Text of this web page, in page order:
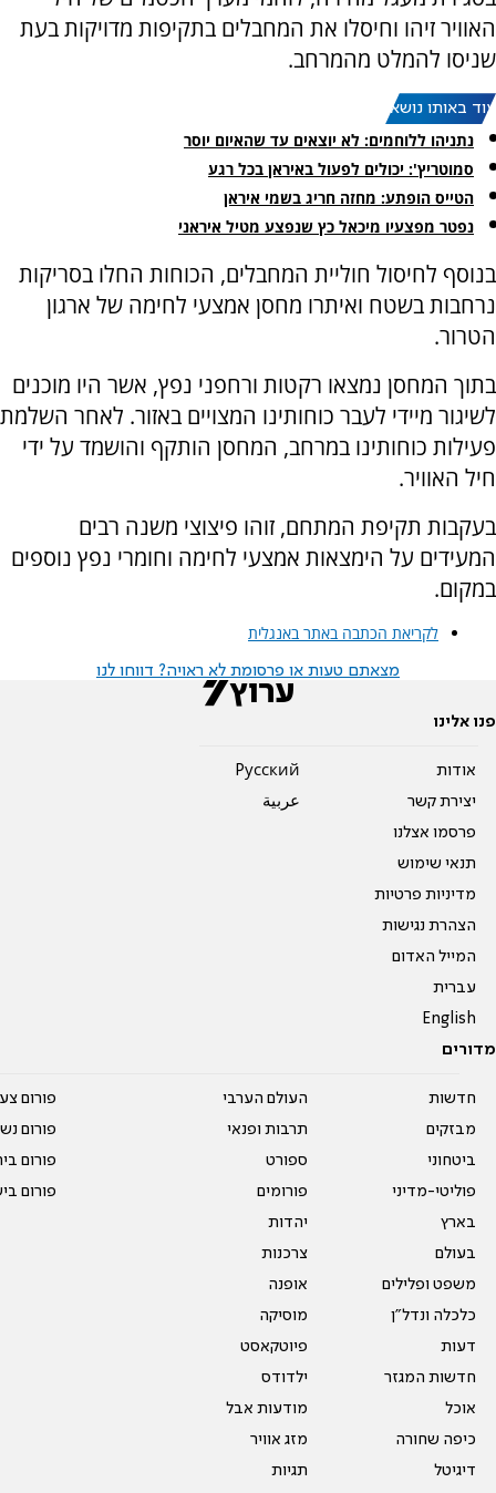
האוויר זיהו וחיסלו את המחבלים בתקיפות מדויקות בעת
שניסו להמלט מהמרחב.
עוד באותו נושא:
נתניהו ללוחמים: לא יוצאים עד שהאיום יוסר
סמוטריץ': יכולים לפעול באיראן בכל רגע
הטייס הופתע: מחזה חריג בשמי איראן
נפטר מפצעיו מיכאל כץ שנפצע מטיל איראני
בנוסף לחיסול חוליית המחבלים, הכוחות החלו בסריקות
נרחבות בשטח ואיתרו מחסן אמצעי לחימה של ארגון
הטרור.
בתוך המחסן נמצאו רקטות ורחפני נפץ, אשר היו מוכנים
לשיגור מיידי לעבר כוחותינו המצויים באזור. לאחר השלמת
פעילות כוחותינו במרחב, המחסן הותקף והושמד על ידי
חיל האוויר.
בעקבות תקיפת המתחם, זוהו פיצוצי משנה רבים
המעידים על הימצאות אמצעי לחימה וחומרי נפץ נוספים
במקום.
לקריאת הכתבה באתר באנגלית
מצאתם טעות או פרסומת לא ראויה? דווחו לנו
פנו אלינו
אודות
יצירת קשר
פרסמו אצלנו
תנאי שימוש
מדיניות פרטיות
הצהרת נגישות
המייל האדום
עברית
English
Pусский
عربية
מדורים
חדשות
מבזקים
ביטחוני
פוליטי-מדיני
בארץ
בעולם
משפט ופלילים
כלכלה ונדל"ן
דעות
חדשות המגזר
אוכל
כיפה שחורה
דיגיטל
העולם הערבי
תרבות ופנאי
ספורט
פורומים
יהדות
צרכנות
אופנה
מוסיקה
פיוטקאסט
ילדודס
מודעות אבל
מזג אוויר
תגיות
פורום
פורום
פורום
פורום